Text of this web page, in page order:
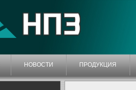
НОВОСТИ ПРОДУКЦИЯ